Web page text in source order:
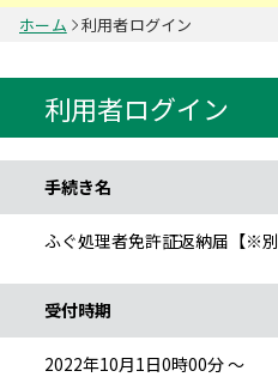
ホーム 利用者ログイン
利用者ログイン
手続き名
ふぐ処理者免許証返納届【※
受付時期
2022年10月1日0時00分 ～